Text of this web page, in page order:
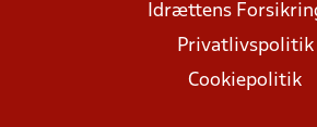
Idrættens
Privatlivspolitik
Cookiepolitik